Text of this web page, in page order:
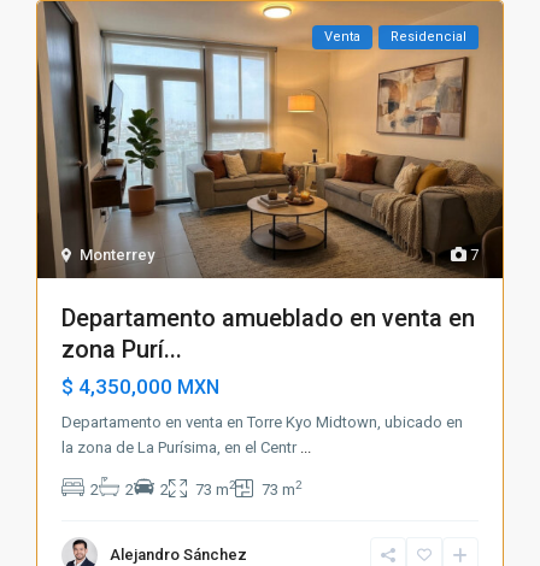
7
Monterrey
Venta Residencial
Departamento amueblado en venta en
zona Purí...
$ 4,350,000 MXN
Departamento en venta en Torre Kyo Midtown, ubicado en
la zona de La Purísima, en el Centr
2 2 2 73 m2 73 m2
Alejandro Sánchez